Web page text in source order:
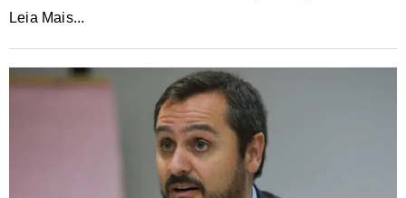
Leia Mais...